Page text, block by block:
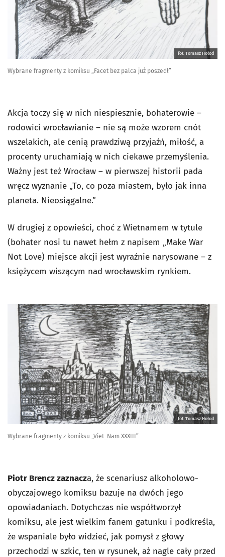
fot. Tomasz Hołod
Wybrane fragmenty z komiksu „Facet bez palca już poszedł”
Akcja toczy się w nich niespiesznie, bohaterowie –
rodowici wrocławianie – nie są może wzorem cnót
wszelakich, ale cenią prawdziwą przyjaźń, miłość, a
procenty uruchamiają w nich ciekawe przemyślenia.
Ważny jest też Wrocław – w pierwszej historii pada
wręcz wyznanie „To, co poza miastem, było jak inna
planeta. Nieosiągalne.”
W drugiej z opowieści, choć z Wietnamem w tytule
(bohater nosi tu nawet hełm z napisem „Make War
Not Love) miejsce akcji jest wyraźnie narysowane – z
księżycem wiszącym nad wrocławskim rynkiem.
fot. Tomasz Hołod
Wybrane fragmenty z komiksu „Viet_Nam XXXIII”
Piotr Brencz zaznacza, że scenariusz alkoholowo-
obyczajowego komiksu bazuje na dwóch jego
opowiadaniach. Dotychczas nie współtworzył
komiksu, ale jest wielkim fanem gatunku i podkreśla,
że wspaniale było widzieć, jak pomysł z głowy
przechodzi w szkic, ten w rysunek, aż nagle cały przed